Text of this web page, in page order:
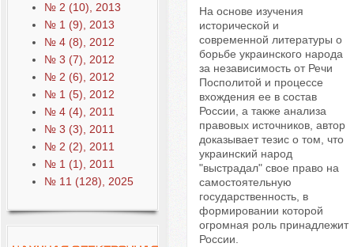
№ 2 (10), 2013
№ 1 (9), 2013
№ 4 (8), 2012
№ 3 (7), 2012
№ 2 (6), 2012
№ 1 (5), 2012
№ 4 (4), 2011
№ 3 (3), 2011
№ 2 (2), 2011
№ 1 (1), 2011
№ 11 (128), 2025
На основе изучения
исторической и
современной литературы о
борьбе украинского народа
за независимость от Речи
Посполитой и процессе
вхождения ее в состав
России, а также анализа
правовых источников, автор
доказывает тезис о том, что
украинский народ
"выстрадал" свое право на
самостоятельную
государственность, в
формировании которой
огромная роль принадлежит
России.